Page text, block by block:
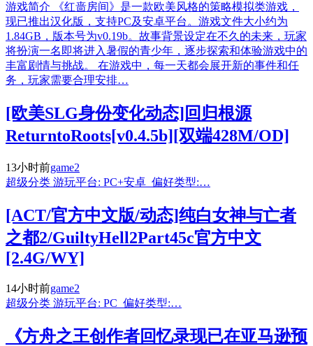
游戏简介 《红啬房间》是一款欧美风格的策略模拟类游戏，
现已推出汉化版，支持PC及安卓平台。游戏文件大小约为
1.84GB，版本号为v0.19b。故事背景设定在不久的未来，玩家
将扮演一名即将进入暑假的青少年，逐步探索和体验游戏中的
丰富剧情与挑战。 在游戏中，每一天都会展开新的事件和任
务，玩家需要合理安排…
[欧美SLG身份变化动态]回归根源
ReturntoRoots[v0.4.5b][双端428M/OD]
13小时前game2
超级分类 游玩平台: PC+安卓 偏好类型:…
[ACT/官方中文版/动态]纯白女神与亡者
之都2/GuiltyHell2Part45c官方中文
[2.4G/WY]
14小时前game2
超级分类 游玩平台: PC 偏好类型:…
《方舟之王创作者回忆录现已在亚马逊预